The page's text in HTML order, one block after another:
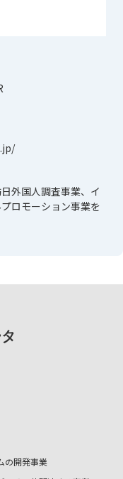
外国人調査事業、イ
ロモーション事業を
の開発事業